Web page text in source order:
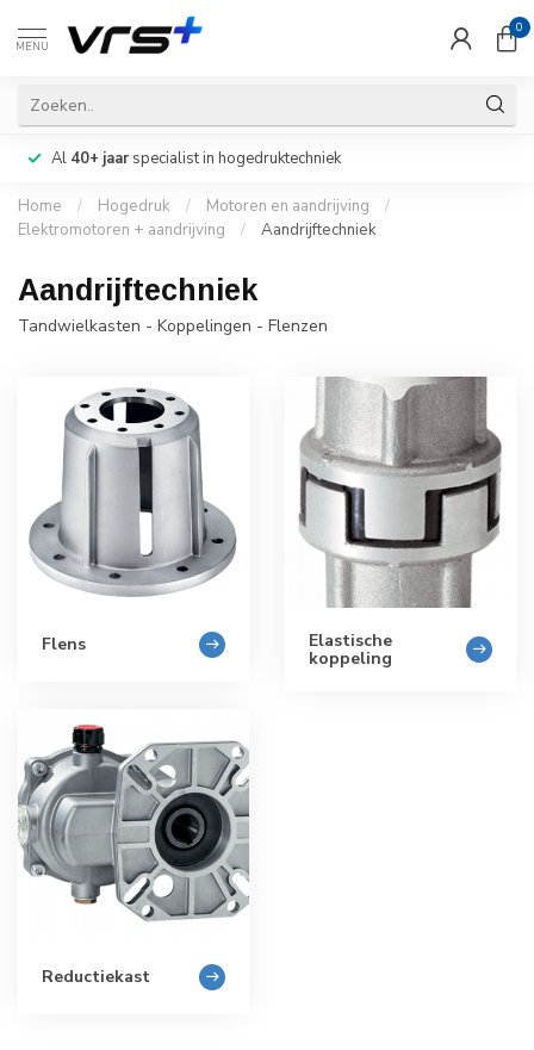
MENU
0
Al 40+ jaarspecialist in hogedruktechniek
Home / Hogedruk / Motoren en aandrijving
/
Elektromotoren + aandrijving
/ Aandrijftechniek
Aandrijftechniek
Tandwielkasten - Koppelingen - Flenzen
Flens Elastische
koppeling
Reductiekast